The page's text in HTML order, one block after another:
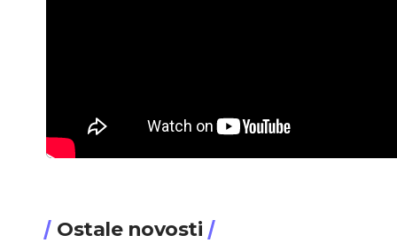
Ostale novosti